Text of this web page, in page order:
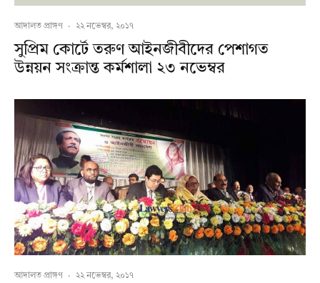
আদালত প্রাঙ্গণ · ২২ নভেম্বর, ২০১৭
সুপ্রিম কোর্টে তরুণ আইনজীবীদের পেশাগত
উন্নয়ন সংক্রান্ত কর্মশালা ২৩ নভেম্বর
আদালত প্রাঙ্গণ · ২২ নভেম্বর, ২০১৭